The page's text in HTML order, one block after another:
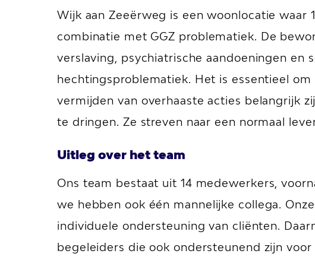
Wijk aan Zeeërweg is een woonlocatie
combinatie met GGZ problematiek. De
verslaving, psychiatrische aandoeningen en
hechtingsproblematiek. Het is essentieel
vermijden van overhaaste acties belangrijk
te dringen. Ze streven naar een normaal
Uitleg over het team
Ons team bestaat uit 14 medewerkers,
we hebben ook één mannelijke collega.
individuele ondersteuning van cliënten.
begeleiders die ook ondersteunend zijn